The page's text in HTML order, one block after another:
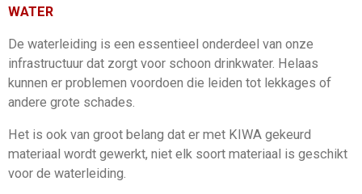
WATER
De waterleiding is een essentieel onderdeel van onze
infrastructuur dat zorgt voor schoon drinkwater. Helaas
kunnen er problemen voordoen die leiden tot lekkages of
andere grote schades.
Het is ook van groot belang dat er met KIWA gekeurd
materiaal wordt gewerkt, niet elk soort materiaal is geschikt
voor de waterleiding.